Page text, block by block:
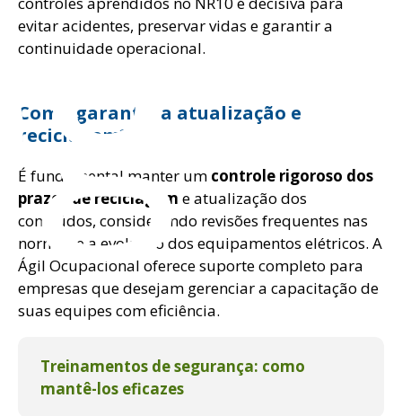
evitar acidentes, preservar vidas e garantir a
continuidade operacional.
Como garantir a atualização e
reciclagem?
É fundamental manter um controle rigoroso dos
prazos de reciclagem e atualização dos
conteúdos, considerando revisões frequentes nas
normas e a evolução dos equipamentos elétricos. A
Ágil Ocupacional oferece suporte completo para
empresas que desejam gerenciar a capacitação de
suas equipes com eficiência.
Treinamentos de segurança: como
mantê-los eficazes